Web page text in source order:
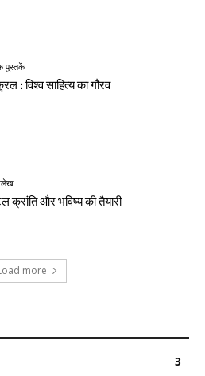
पुस्तकें
: विश्व साहित्य का गौरव
क्रांति और भविष्य की तैयारी
more
3